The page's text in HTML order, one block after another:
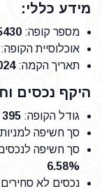
מידע כללי:
מספר קופה:
אוכלוסיית הקופה:
תאריך הקמה:
היקף נכסים
גודל הקופה:
395
סך חשיפה
סך חשיפה
6.58%
נכסים לא סחירים